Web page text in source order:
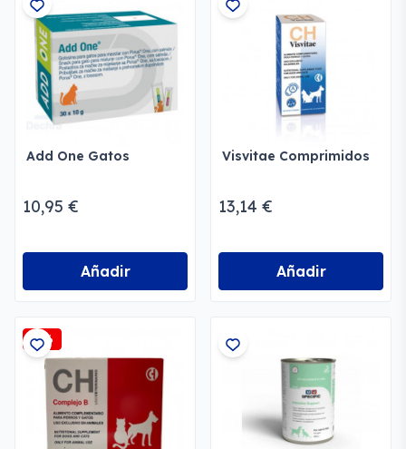
Add One Gatos
10,95 €
Añadir
Visvitae Comprimidos
13,14 €
Añadir
-3%